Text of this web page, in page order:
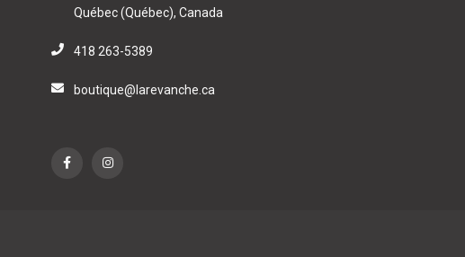
Québec (Québec), Canada
418 263-5389
boutique@larevanche.ca